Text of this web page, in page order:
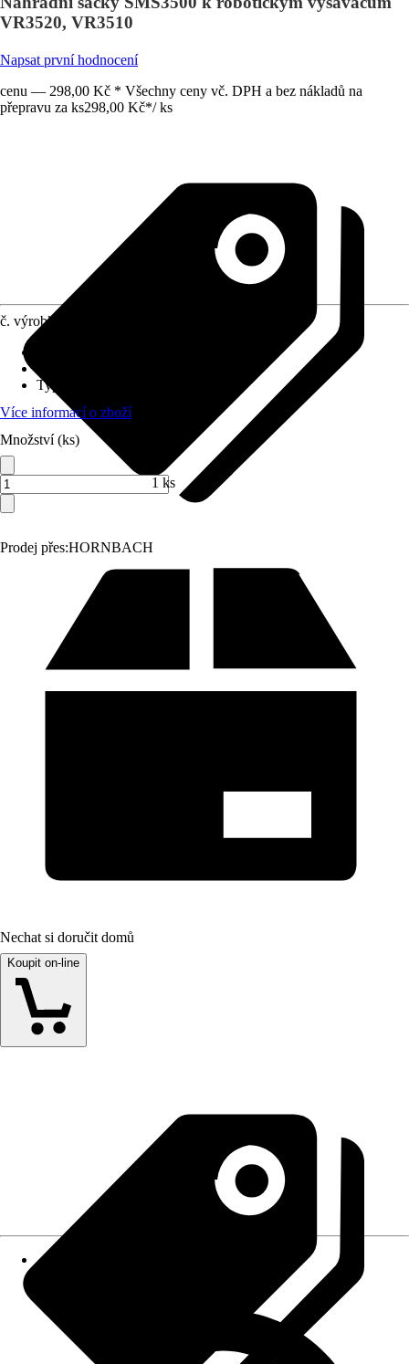
VR3520, VR3510
Napsat první hodnocení
cenu — 298,00 Kč * Všechny ceny vč. DPH a bez nákladů na
přepravu za ks298,00 Kč*/ ks
Prodej přes:HORNBACH
č. výrobku
Typ pohonu
Více informací o zboží
Množství (ks)
1 ks
Nechat si doručit domů
Koupit on-line